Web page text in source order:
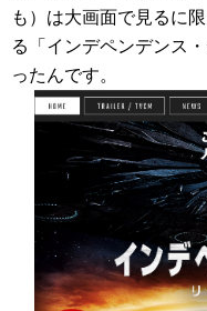
も）は大画面で見るに
る「インデペンデンス
ったんです。